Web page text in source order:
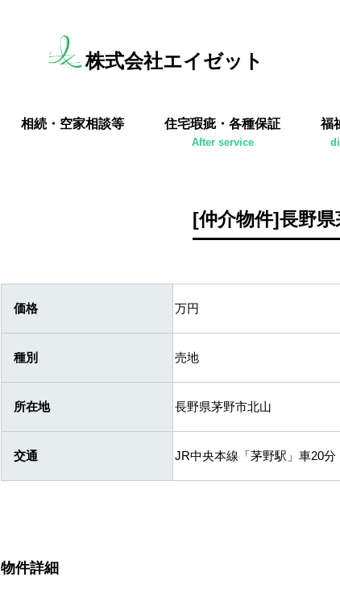
株式会社エイゼット
相続・空家相談等 住宅瑕疵・各種保証
After service
福
[仲介物件]長野
価格 万円
種別 売地
所在地 長野県茅野市北山
交通 JR中央本線「茅野駅」車20分
物件詳細